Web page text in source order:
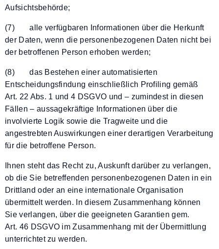
Aufsichtsbehörde;
(7) alle verfügbaren Informationen über die Herkunft
der Daten, wenn die personenbezogenen Daten nicht bei
der betroffenen Person erhoben werden;
(8) das Bestehen einer automatisierten
Entscheidungsfindung einschließlich Profiling gemäß
Art. 22 Abs. 1 und 4 DSGVO und – zumindest in diesen
Fällen – aussagekräftige Informationen über die
involvierte Logik sowie die Tragweite und die
angestrebten Auswirkungen einer derartigen Verarbeitung
für die betroffene Person.
Ihnen steht das Recht zu, Auskunft darüber zu verlangen,
ob die Sie betreffenden personenbezogenen Daten in ein
Drittland oder an eine internationale Organisation
übermittelt werden. In diesem Zusammenhang können
Sie verlangen, über die geeigneten Garantien gem.
Art. 46 DSGVO im Zusammenhang mit der Übermittlung
unterrichtet zu werden.